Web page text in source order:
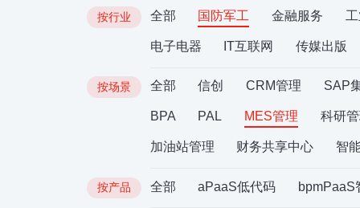
按行业 全部 国防军工 金融服务
电子电器 IT互联网 传媒出版
按场景 全部 信创 CRM管理 SAP
BPA PAL MES管理 科研
加油站管理 财务共享中心 智
按产品 全部 aPaaS低代码 bpmPaaS